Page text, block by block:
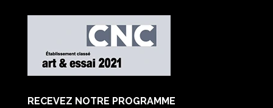
RECEVEZ NOTRE PROGRAMME